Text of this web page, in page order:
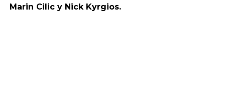
Marin Cilic y Nick Kyrgios.